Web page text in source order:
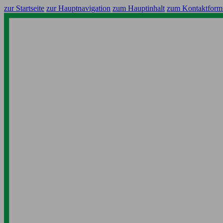
zur Startseite zur Hauptnavigation zum Hauptinhalt zum